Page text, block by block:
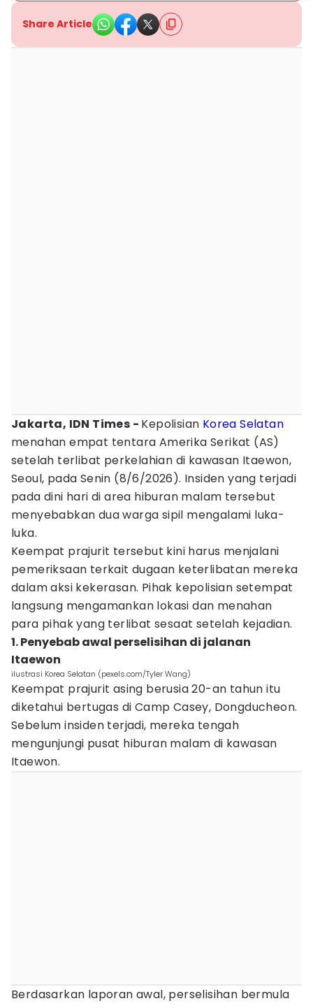
Share Article
Jakarta, IDN Times - Kepolisian Korea Selatan
menahan empat tentara Amerika Serikat (AS)
setelah terlibat perkelahian di kawasan Itaewon,
Seoul, pada Senin (8/6/2026). Insiden yang terjadi
pada dini hari di area hiburan malam tersebut
menyebabkan dua warga sipil mengalami luka-
luka.
Keempat prajurit tersebut kini harus menjalani
pemeriksaan terkait dugaan keterlibatan mereka
dalam aksi kekerasan. Pihak kepolisian setempat
langsung mengamankan lokasi dan menahan
para pihak yang terlibat sesaat setelah kejadian.
1. Penyebab awal perselisihan di jalanan
Itaewon
ilustrasi Korea Selatan (pexels.com/Tyler Wang)
Keempat prajurit asing berusia 20-an tahun itu
diketahui bertugas di Camp Casey, Dongducheon.
Sebelum insiden terjadi, mereka tengah
mengunjungi pusat hiburan malam di kawasan
Itaewon.
Berdasarkan laporan awal, perselisihan bermula